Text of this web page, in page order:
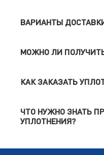
ВАРИАНТЫ
МОЖНО ЛИ
КАК ЗАКАЗАТЬ
ЧТО НУЖНО ЗНАТЬ
УПЛОТНЕНИЯ?